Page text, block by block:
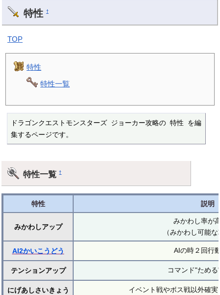
特性 †
TOP
特性
特性一覧
ドラゴンクエストモンスターズ ジョーカー攻略の 特性 を編
集するページです。
特性一覧†
特性 説明
みかわしアップ
みかわし率が
（みかわし可能
AI2かいこうどう AIの時２回行
テンションアップ コマンド"ため
にげあしさいきょう イベント戦やボス戦以外確